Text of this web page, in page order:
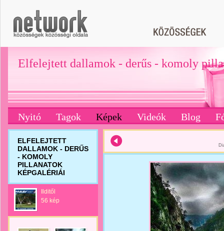
Elfelejtett dallamok - derűs - komoly
Nyitó Tagok Képek Videók Blog
ELFELEJTETT
DALLAMOK - DERŰS
- KOMOLY
PILLANATOK
KÉPGALÉRIÁI
Ilditől
56 kép